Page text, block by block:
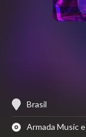
Brasil
Armada Music